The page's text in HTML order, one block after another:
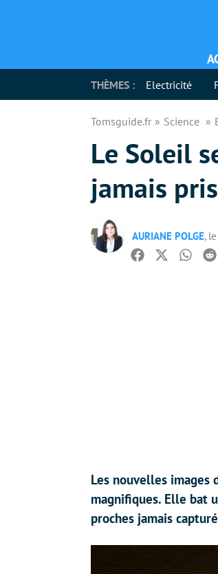
THÈMES : Electricité
Tomsguide.fr Science
Le Soleil
jamais
AURIANE POLGE,
Facebook
Twitter
Les nouvelles
magnifiques. Elle bat
proches jamais